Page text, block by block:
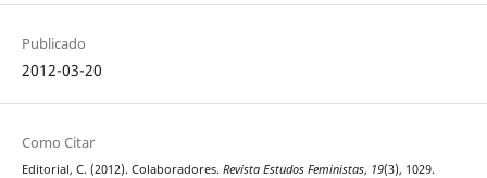
Publicado
2012-03-20
Como Citar
Editorial, C. (2012). Colaboradores. Revista Estudos Feministas, 19(3), 1029.